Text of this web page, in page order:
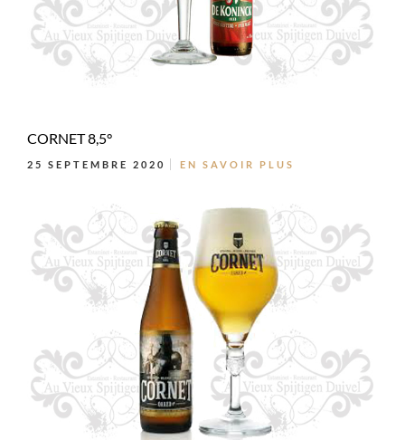
CORNET 8,5°
25 SEPTEMBRE 2020 EN SAVOIR PLUS